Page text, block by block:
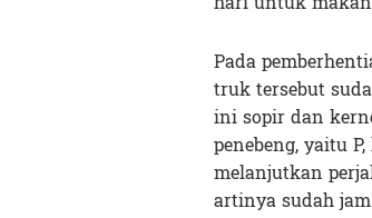
Pada
truk tersebut
ini sopir dan
penebeng, yaitu
melanjutkan
artinya sudah